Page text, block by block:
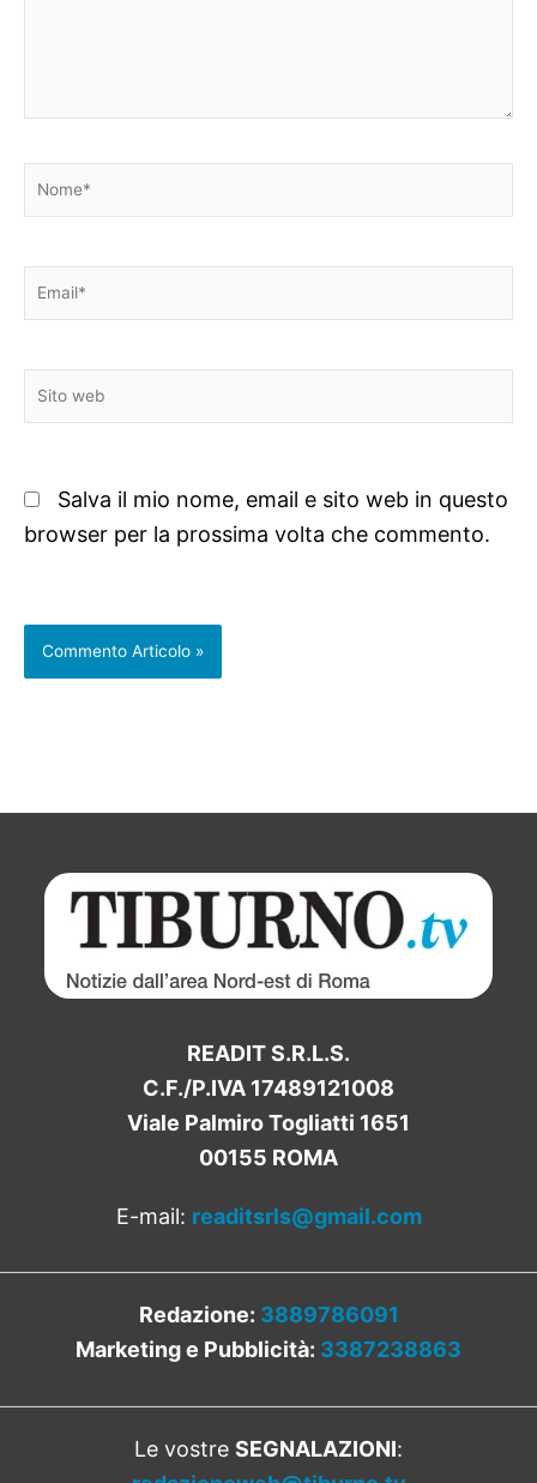
Nome*
Email*
Sito
web
Salva il mio nome, email e sito web in questo
browser per la prossima volta che commento.
READIT S.R.L.S.
C.F./P.IVA 17489121008
Viale Palmiro Togliatti 1651
00155 ROMA
E-mail: readitsrls@gmail.com
Redazione: 3889786091
Marketing e Pubblicità: 3387238863
Le vostre SEGNALAZIONI: